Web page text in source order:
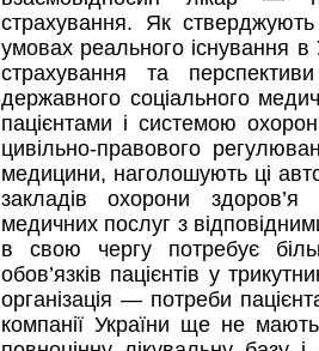
страхування. Як
умовах реального існування в
страхування та
державного соціального
пацієнтами і системою
цивільно-правового
медицини, наголошують ці
закладів охорони
медичних послуг з
в свою чергу потребує
обов’язків пацієнтів у
організація — потреби
компанії України ще не